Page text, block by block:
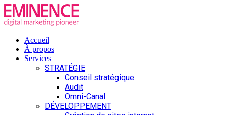
Accueil
À propos
Services
STRATÉGIE
Conseil stratégique
Audit
Omni-Canal
DÉVELOPPEMENT